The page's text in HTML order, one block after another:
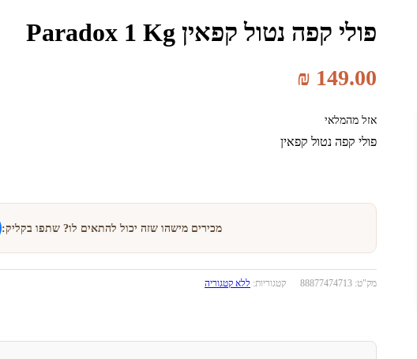
פולי קפה נטול קפאין Paradox 1 Kg
₪ 149.00
אזל מהמלאי
פולי קפה נטול קפאין
מכירים מישהו שזה יכול להתאים לו? שתפו בקליק:
מק"ט: 88877474713 קטגוריות: ללא קטגוריה